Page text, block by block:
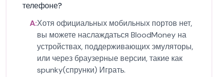
телефоне?
A:Хотя официальных мобильных портов нет,
вы можете наслаждаться BloodMoney на
устройствах, поддерживающих эмуляторы,
или через браузерные версии, такие как
spunky(спрунки) Играть.